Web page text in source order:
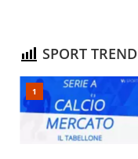
SPORT TREND